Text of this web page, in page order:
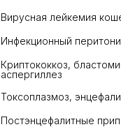
Вирусная лейкемия
Инфекционный
Криптококкоз,
аспергиллез
Токсоплазмоз,
Постэнцефалитные